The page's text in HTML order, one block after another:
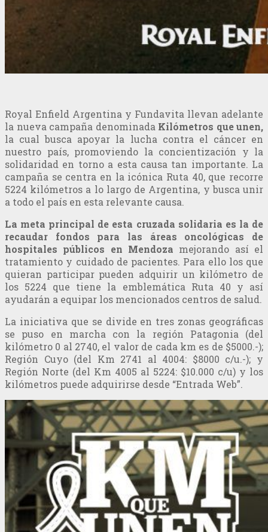
Royal Enfield Argentina y Fundavita llevan adelante
la nueva campaña denominada Kilómetros que unen,
la cual busca apoyar la lucha contra el cáncer en
nuestro país, promoviendo la concientización y la
solidaridad en torno a esta causa tan importante. La
campaña se centra en la icónica Ruta 40, que recorre
5224 kilómetros a lo largo de Argentina, y busca unir
a todo el país en esta relevante causa.
La meta principal de esta cruzada solidaria es la de
recaudar fondos para las áreas oncológicas de
hospitales públicos en Mendoza mejorando así el
tratamiento y cuidado de pacientes. Para ello los que
quieran participar pueden adquirir un kilómetro de
los 5224 que tiene la emblemática Ruta 40 y así
ayudarán a equipar los mencionados centros de salud.
La iniciativa que se divide en tres zonas geográficas
se puso en marcha con la región Patagonia (del
kilómetro 0 al 2740, el valor de cada km es de $5000.-);
Región Cuyo (del Km 2741 al 4004: $8000 c/u.-); y
Región Norte (del Km 4005 al 5224: $10.000 c/u) y los
kilómetros puede adquirirse desde “Entrada Web”.